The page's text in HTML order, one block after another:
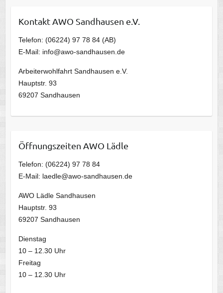
Kontakt AWO Sandhausen e.V.
Telefon: (06224) 97 78 84 (AB)
E-Mail: info@awo-sandhausen.de
Arbeiterwohlfahrt Sandhausen e.V.
Hauptstr. 93
69207 Sandhausen
Öffnungszeiten AWO Lädle
Telefon: (06224) 97 78 84
E-Mail: laedle@awo-sandhausen.de
AWO Lädle Sandhausen
Hauptstr. 93
69207 Sandhausen
Dienstag
10 – 12.30 Uhr
Freitag
10 – 12.30 Uhr